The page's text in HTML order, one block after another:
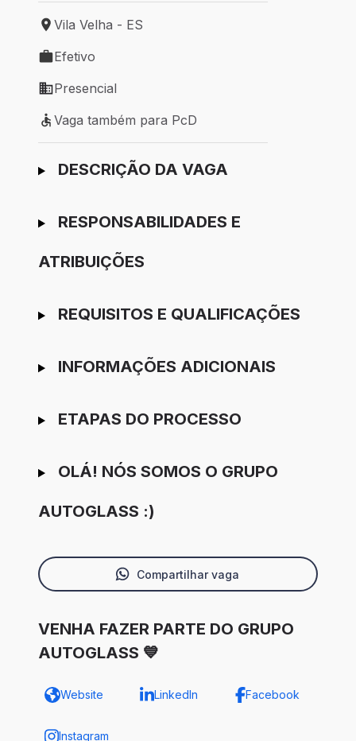
Local de trabalho: Vila Velha - ES
Vila Velha - ES
Tipo de vaga: Efetivo
Efetivo
Modelo de trabalho: Presencial
Presencial
Vaga também para PcD
Vaga também para PcD
Ir para candidatura
DESCRIÇÃO DA VAGA
RESPONSABILIDADES E
ATRIBUIÇÕES
REQUISITOS E QUALIFICAÇÕES
INFORMAÇÕES ADICIONAIS
ETAPAS DO PROCESSO
OLÁ! NÓS SOMOS O GRUPO
AUTOGLASS :)
Compartilhar vaga
VENHA FAZER PARTE DO GRUPO
AUTOGLASS 💙
Website LinkedIn Facebook
Instagram